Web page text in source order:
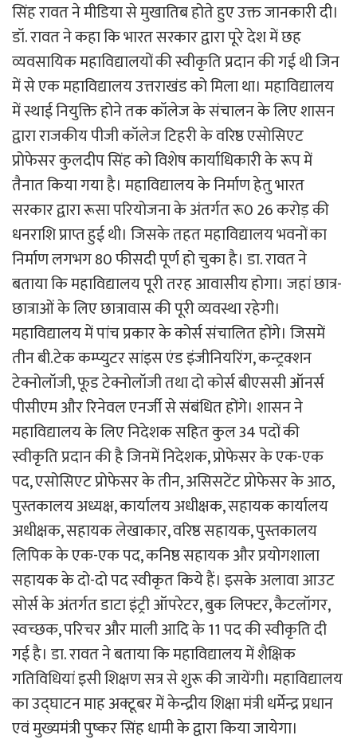
सिंह रावत ने मीडिया से मुखातिब होते हुए उक्त जानकारी दी।
डॉ. रावत ने कहा कि भारत सरकार द्वारा पूरे देश में छह
व्यवसायिक महाविद्यालयों की स्वीकृति प्रदान की गई थी जिन
में से एक महाविद्यालय उत्तराखंड को मिला था। महाविद्यालय
में स्थाई नियुक्ति होने तक कॉलेज के संचालन के लिए शासन
द्वारा राजकीय पीजी कॉलेज टिहरी के वरिष्ठ एसोसिएट
प्रोफेसर कुलदीप सिंह को विशेष कार्याधिकारी के रूप में
तैनात किया गया है। महाविद्यालय के निर्माण हेतु भारत
सरकार द्वारा रूसा परियोजना के अंतर्गत रू0 26 करोड़ की
धनराशि प्राप्त हुई थी। जिसके तहत महाविद्यालय भवनों का
निर्माण लगभग 80 फीसदी पूर्ण हो चुका है। डा. रावत ने
बताया कि महाविद्यालय पूरी तरह आवासीय होगा। जहां छात्र-
छात्राओं के लिए छात्रावास की पूरी व्यवस्था रहेगी।
महाविद्यालय में पांच प्रकार के कोर्स संचालित होंगे। जिसमें
तीन बी.टेक कम्प्युटर सांइस एंड इंजीनियरिंग, कन्ट्रक्शन
टेक्नोलॉजी, फूड टेक्नोलॉजी तथा दो कोर्स बीएससी ऑनर्स
पीसीएम और रिनेवल एनर्जी से संबंधित होंगे। शासन ने
महाविद्यालय के लिए निदेशक सहित कुल 34 पदों की
स्वीकृति प्रदान की है जिनमें निदेशक, प्रोफेसर के एक-एक
पद, एसोसिएट प्रोफेसर के तीन, असिसटेंट प्रोफेसर के आठ,
पुस्तकालय अध्यक्ष, कार्यालय अधीक्षक, सहायक कार्यालय
अधीक्षक, सहायक लेखाकार, वरिष्ठ सहायक, पुस्तकालय
लिपिक के एक-एक पद, कनिष्ठ सहायक और प्रयोगशाला
सहायक के दो-दो पद स्वीकृत किये हैं। इसके अलावा आउट
सोर्स के अंतर्गत डाटा इंट्री ऑपरेटर, बुक लिफ्टर, कैटलॉगर,
स्वच्छक, परिचर और माली आदि के 11 पद की स्वीकृति दी
गई है। डा. रावत ने बताया कि महाविद्यालय में शैक्षिक
गतिविधियां इसी शिक्षण सत्र से शुरू की जायेंगी। महाविद्यालय
का उद्घाटन माह अक्टूबर में केन्द्रीय शिक्षा मंत्री धर्मेन्द्र प्रधान
एवं मुख्यमंत्री पुष्कर सिंह धामी के द्वारा किया जायेगा।